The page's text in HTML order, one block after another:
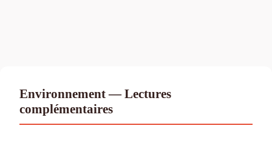
Environnement — Lectures
complémentaires